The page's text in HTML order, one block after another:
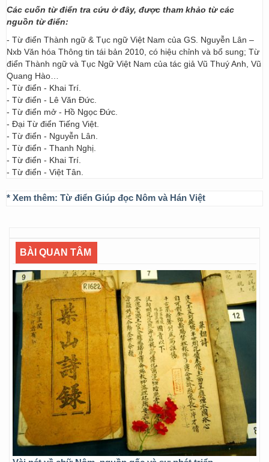
Các cuốn từ điển tra cứu ở đây, được tham khảo từ các
nguồn từ điển:
- Từ điển Thành ngữ & Tục ngữ Việt Nam của GS. Nguyễn Lân –
Nxb Văn hóa Thông tin tái bản 2010, có hiệu chỉnh và bổ sung; Từ
điển Thành ngữ và Tục Ngữ Việt Nam của tác giả Vũ Thuý Anh, Vũ
Quang Hào…
- Từ điển - Khai Trí.
- Từ điển - Lê Văn Đức.
- Từ điển mở - Hồ Ngọc Đức.
- Đại Từ điển Tiếng Việt.
- Từ điển - Nguyễn Lân.
- Từ điển - Thanh Nghị.
- Từ điển - Khai Trí.
- Từ điển - Việt Tân.
* Xem thêm: Từ điển Giúp đọc Nôm và Hán Việt
BÀI QUAN TÂM